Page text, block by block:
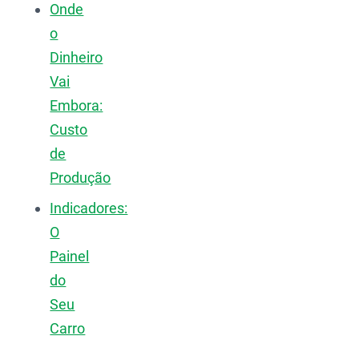
Onde
o
Dinheiro
Vai
Embora:
Custo
de
Produção
Indicadores:
O
Painel
do
Seu
Carro